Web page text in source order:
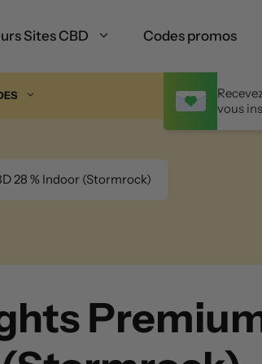
Sites CBD Codes promos
vous
28 % Indoor (Stormrock)